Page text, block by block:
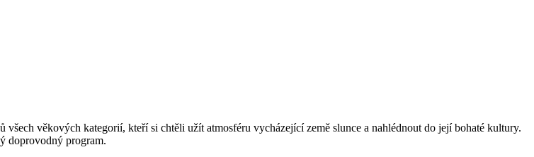
věkových kategorií, kteří si chtěli užít atmosféru vycházející země slunce a nahlédnout do její bohaté kultury.
doprovodný program.